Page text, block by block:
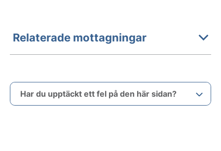
Relaterade mottagningar
Har du upptäckt ett fel på den här sidan?